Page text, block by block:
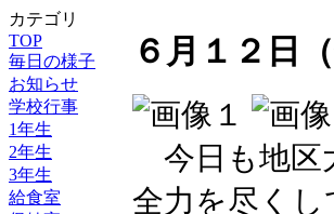
カテゴリ
TOP
毎日の様子
お知らせ
学校行事
1年生
2年生
3年生
給食室
６月１２日
今日も地区
全力を尽く